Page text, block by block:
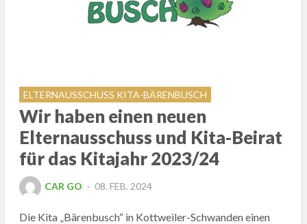
ELTERNAUSSCHUSS KITA-BÄRENBUSCH
Wir haben einen neuen
Elternausschuss und Kita-Beirat
für das Kitajahr 2023/24
CAR GO
POSTED
08. FEB. 2024
Die Kita „Bärenbusch“ in Kottweiler-Schwanden einen